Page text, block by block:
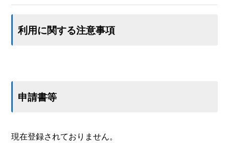
利用に関する注意事項
申請書等
現在登録されておりません。